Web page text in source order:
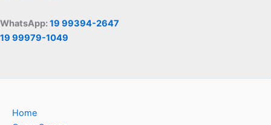
WhatsApp:19 99394-2647
19 99979-1049
Home